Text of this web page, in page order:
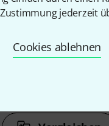
jederzeit
Cookies ablehnen
KAUFTEN
& Junius RJVC
01 Violin Case